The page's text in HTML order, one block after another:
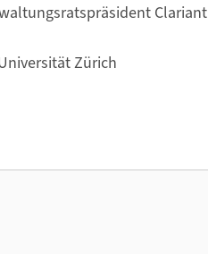
Clariant
Zürich